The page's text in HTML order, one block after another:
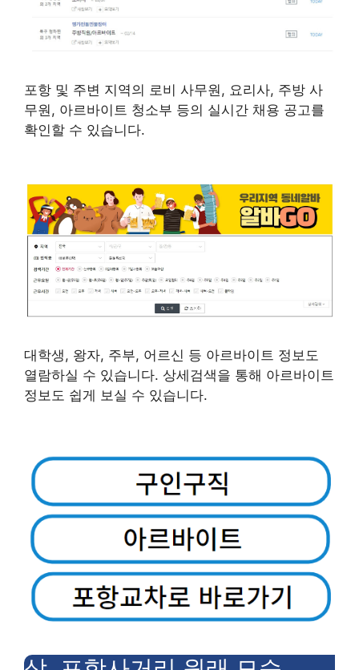
포항 및 주변 지역의 로비 사무원, 요리사, 주방 사
무원, 아르바이트 청소부 등의 실시간 채용 공고를
확인할 수 있습니다.
대학생, 왕자, 주부, 어르신 등 아르바이트 정보도
열람하실 수 있습니다. 상세검색을 통해 아르바이트
정보도 쉽게 보실 수 있습니다.